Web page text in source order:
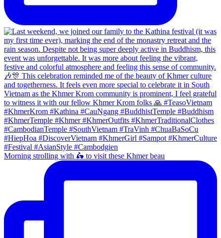
Morning strolling with 🛵 to visit these Khmer beau